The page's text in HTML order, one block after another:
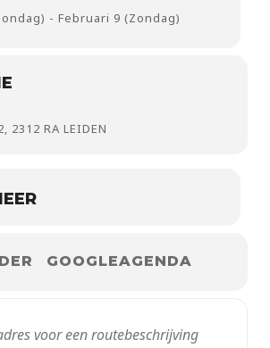
- Februari 9 (Zondag)
2312 RA LEIDEN
GOOGLEAGENDA